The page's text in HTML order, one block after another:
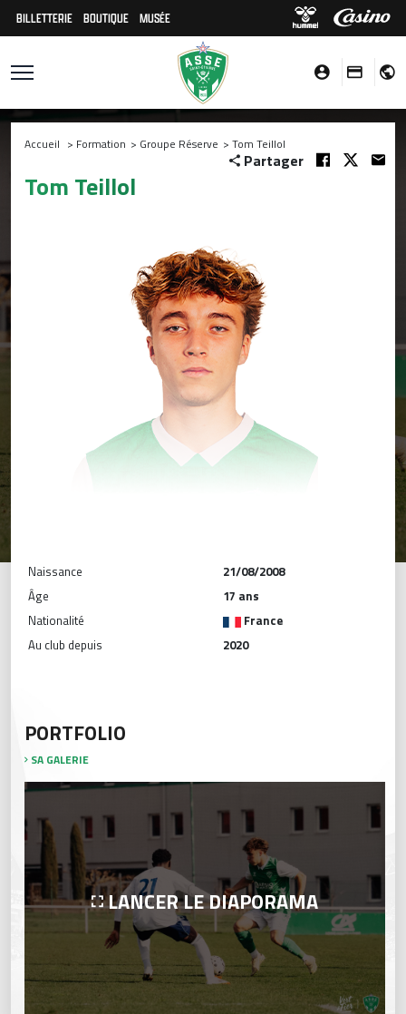
BILLETTERIE BOUTIQUE MUSÉE
Accueil > Formation > Groupe Réserve > Tom Teillol
Partager
Tom Teillol
Naissance
21/08/2008
Âge
17 ans
Nationalité
France
Au club depuis
2020
PORTFOLIO
SA GALERIE
LANCER LE DIAPORAMA